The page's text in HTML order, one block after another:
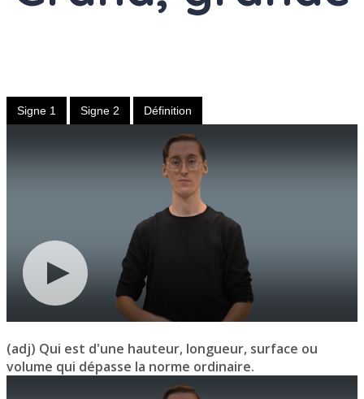
Signe 1 Signe 2 Définition
(adj) Qui est d'une hauteur, longueur, surface ou
volume qui dépasse la norme ordinaire.